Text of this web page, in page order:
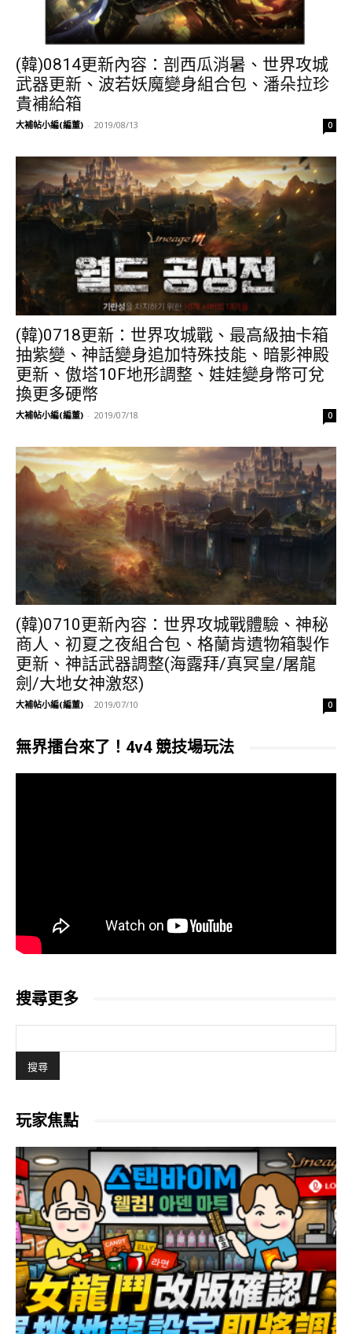
(韓)0814更新內容：剖西瓜消暑、世界攻城
武器更新、波若妖魔變身組合包、潘朵拉珍
貴補給箱
大補帖小編(編董) - 2019/08/13 0
(韓)0718更新：世界攻城戰、最高級抽卡箱
抽紫變、神話變身追加特殊技能、暗影神殿
更新、傲塔10F地形調整、娃娃變身幣可兌
換更多硬幣
大補帖小編(編董) - 2019/07/18 0
(韓)0710更新內容：世界攻城戰體驗、神秘
商人、初夏之夜組合包、格蘭肯遺物箱製作
更新、神話武器調整(海露拜/真冥皇/屠龍
劍/大地女神激怒)
大補帖小編(編董) - 2019/07/10 0
無界擂台來了！4v4 競技場玩法
搜尋更多
玩家焦點